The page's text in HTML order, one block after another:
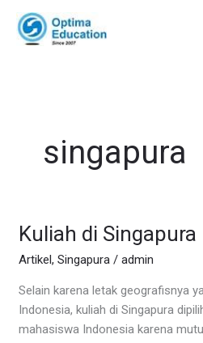
content
singapura
Kuliah di Singapura
Artikel,Singapura /admin
Selain karena letak geografisnya
Indonesia, kuliah di Singapura
mahasiswa Indonesia karena
Kuliah
Singapura